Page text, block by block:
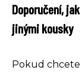
Doporučení,
jinými kousky
Pokud